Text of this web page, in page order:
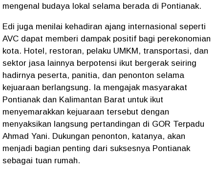
mengenal budaya lokal selama berada di Pontianak.
Edi juga menilai kehadiran ajang internasional seperti
AVC dapat memberi dampak positif bagi perekonomian
kota. Hotel, restoran, pelaku UMKM, transportasi, dan
sektor jasa lainnya berpotensi ikut bergerak seiring
hadirnya peserta, panitia, dan penonton selama
kejuaraan berlangsung. Ia mengajak masyarakat
Pontianak dan Kalimantan Barat untuk ikut
menyemarakkan kejuaraan tersebut dengan
menyaksikan langsung pertandingan di GOR Terpadu
Ahmad Yani. Dukungan penonton, katanya, akan
menjadi bagian penting dari suksesnya Pontianak
sebagai tuan rumah.